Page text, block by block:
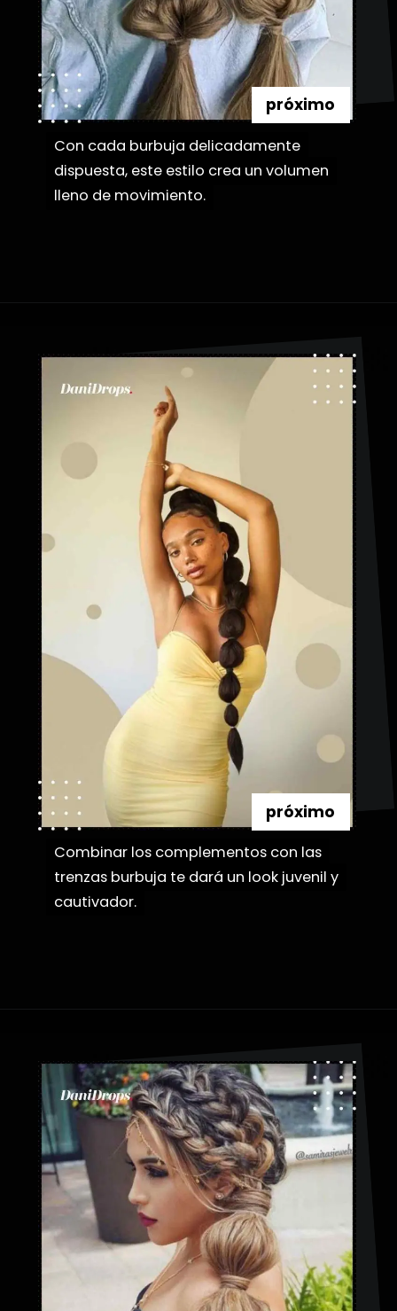
Con cada burbuja delicadamente
dispuesta, este estilo crea un volumen
lleno de movimiento.
Con cada burbuja delicadamente
dispuesta, este estilo crea un volumen
lleno de movimiento.
próximo
Combinar los complementos con las
trenzas burbuja te dará un look juvenil y
cautivador.
Combinar los complementos con las
trenzas burbuja te dará un look juvenil y
cautivador.
próximo